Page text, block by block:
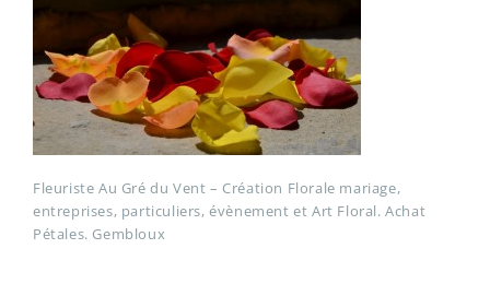
Fleuriste Au Gré du Vent – Création Florale mariage,
entreprises, particuliers, évènement et Art Floral. Achat
Pétales. Gembloux